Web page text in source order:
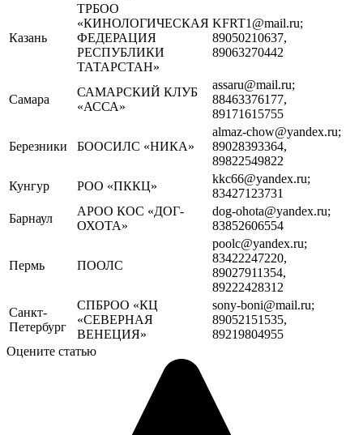
Казань
ТРБОО
«КИНОЛОГИЧЕСКАЯ
ФЕДЕРАЦИЯ
РЕСПУБЛИКИ
ТАТАРСТАН»
KFRT1@mail.ru;
89050210637,
89063270442
Самара
САМАРСКИЙ КЛУБ
«АССА»
assaru@mail.ru;
88463376177,
89171615755
Березники БООСИЛС «НИКА»
almaz-chow@yandex.ru;
89028393364,
89822549822
Кунгур
РОО «ПККЦ»
kkc66@yandex.ru;
83427123731
Барнаул
АРОО КОС «ДОГ-
ОХОТА»
dog-ohota@yandex.ru;
83852606554
Пермь ПООЛС
poolc@yandex.ru;
83422247220,
89027911354,
89222428312
Санкт-
Петербург
СПБРОО «КЦ
«СЕВЕРНАЯ
ВЕНЕЦИЯ»
sony-boni@mail.ru;
89052151535,
89219804955
Оцените статью